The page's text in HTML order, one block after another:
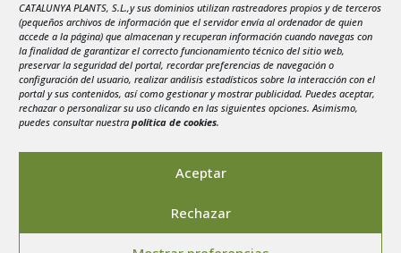
CATALUNYA PLANTS, S.L.,y sus dominios utilizan rastreadores propios y de terceros
(pequeños archivos de información que el servidor envía al ordenador de quien
accede a la página) que almacenan y recuperan información cuando navegas con
la finalidad de garantizar el correcto funcionamiento técnico del sitio web,
preservar la seguridad del portal, recordar preferencias de navegación o
configuración del usuario, realizar análisis estadísticos sobre la interacción con el
portal y sus contenidos, así como gestionar y mostrar publicidad. Puedes aceptar,
rechazar o personalizar su uso clicando en las siguientes opciones. Asimismo,
puedes consultar nuestra política de cookies.
Aceptar
Rechazar
3
4 5 6 7 8
9
10
11 12 13 14 15
16
17
18 19 20 21 22
23
24
25 26 27 28 29
30
31